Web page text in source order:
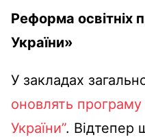
Реформа освітніх
України»
У закладах
оновлять
України”. Відтепер